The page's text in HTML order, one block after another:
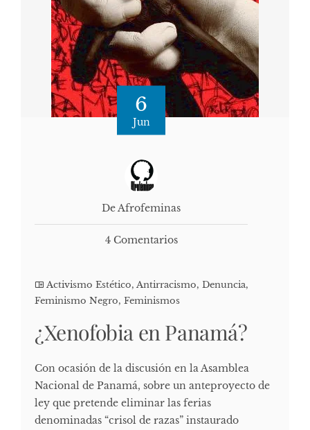
6
Jun
De Afrofeminas
4 Comentarios
Activismo Estético, Antirracismo, Denuncia,
Feminismo Negro, Feminismos
¿Xenofobia en Panamá?
Con ocasión de la discusión en la Asamblea
Nacional de Panamá, sobre un anteproyecto de
ley que pretende eliminar las ferias
denominadas “crisol de razas” instaurado